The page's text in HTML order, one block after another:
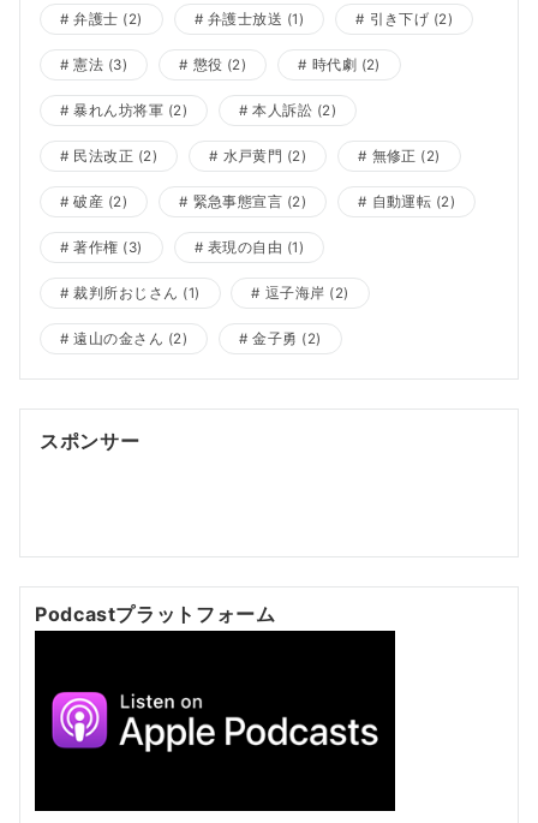
弁護士 (2) 弁護士放送 (1) 引き下げ (2)
憲法 (3) 懲役 (2) 時代劇 (2)
暴れん坊将軍 (2) 本人訴訟 (2)
民法改正 (2) 水戸黄門 (2) 無修正 (2)
破産 (2) 緊急事態宣言 (2) 自動運転 (2)
著作権 (3) 表現の自由 (1)
裁判所おじさん (1) 逗子海岸 (2)
遠山の金さん (2) 金子勇 (2)
スポンサー
Podcastプラットフォーム